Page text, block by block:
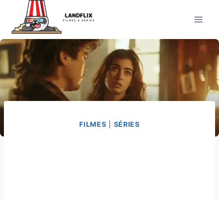
Conteúdo
FILMES SÉRIES